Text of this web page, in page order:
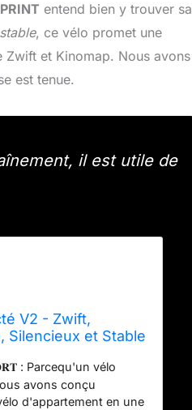
entend bien y trouver sa
, ce vélo promet une
et Kinomap. Nous avons
est tenue.
il est utile de
V2 - Zwift,
Silencieux et Stable
: Parcequ'un vélo
avons conçu
d'appartement en une